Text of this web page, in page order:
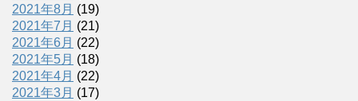
2021年8月 (19)
2021年7月 (21)
2021年6月 (22)
2021年5月 (18)
2021年4月 (22)
2021年3月 (17)